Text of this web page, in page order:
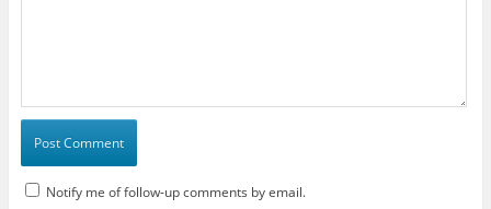
Notify me of follow-up comments by email.